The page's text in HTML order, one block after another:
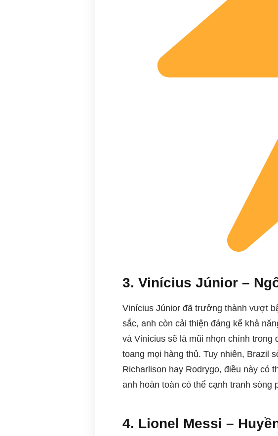
3. Vinícius Júnior –
Vinícius Júnior đã trưởng thành vượt
sắc, anh còn cải thiện đáng kể khả
và Vinícius sẽ là mũi nhọn chính trong
toang mọi hàng thủ. Tuy nhiên, Brazil
Richarlison hay Rodrygo, điều này có
anh hoàn toàn có thể cạnh tranh sòng
4. Lionel Messi –